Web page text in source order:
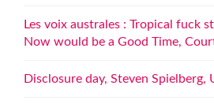
Les voix australes : Tropical fuck
Now would be a Good Time,
Disclosure day, Steven Spielberg,